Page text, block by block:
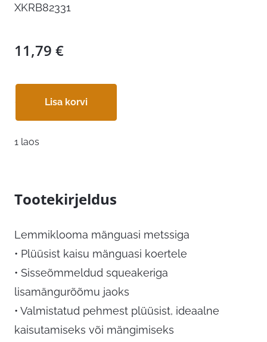
XKRB82331
11,79 €
Lisa korvi
1 laos
Tootekirjeldus
Lemmiklooma mänguasi metssiga
• Plüüsist kaisu mänguasi koertele
• Sisseõmmeldud squeakeriga
lisamängurõõmu jaoks
• Valmistatud pehmest plüüsist, ideaalne
kaisutamiseks või mängimiseks